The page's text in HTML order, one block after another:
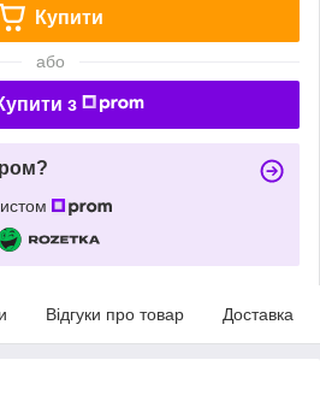
Купити
або
з
Відгуки про товар Доставка